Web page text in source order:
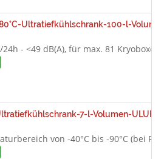
80°C-Ultratiefkühlschrank-100-l-
24h - <49 dB(A), für max. 81 Kryoboxen
7-l-Volumen-ULUF-
von -40°C bis -90°C (bei